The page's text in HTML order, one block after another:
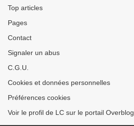
Top articles
Pages
Contact
Signaler un abus
C.G.U.
Cookies et données personnelles
Préférences cookies
Voir le profil de LC sur le portail Overblog